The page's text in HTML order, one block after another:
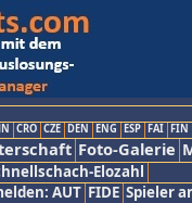
CRO CZE DEN ENG ESP FAI FIN
Foto-Galerie
Elozahl
AUT FIDE Spieler